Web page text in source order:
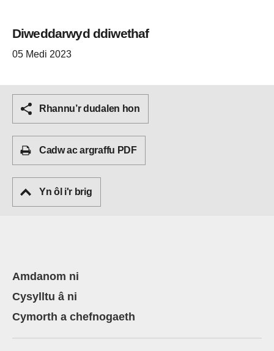
Diweddarwyd ddiwethaf
05 Medi 2023
Rhannu’r dudalen hon
Cadw ac argraffu PDF
Yn ôl i'r brig
Amdanom ni
Cysylltu â ni
Cymorth a chefnogaeth